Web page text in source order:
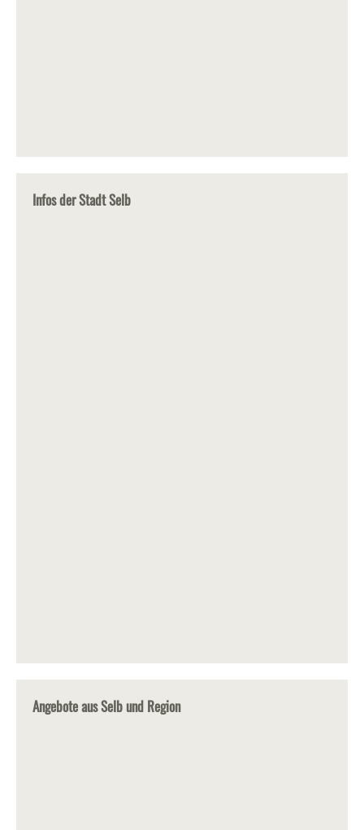
Infos der Stadt Selb
Angebote aus Selb und Region